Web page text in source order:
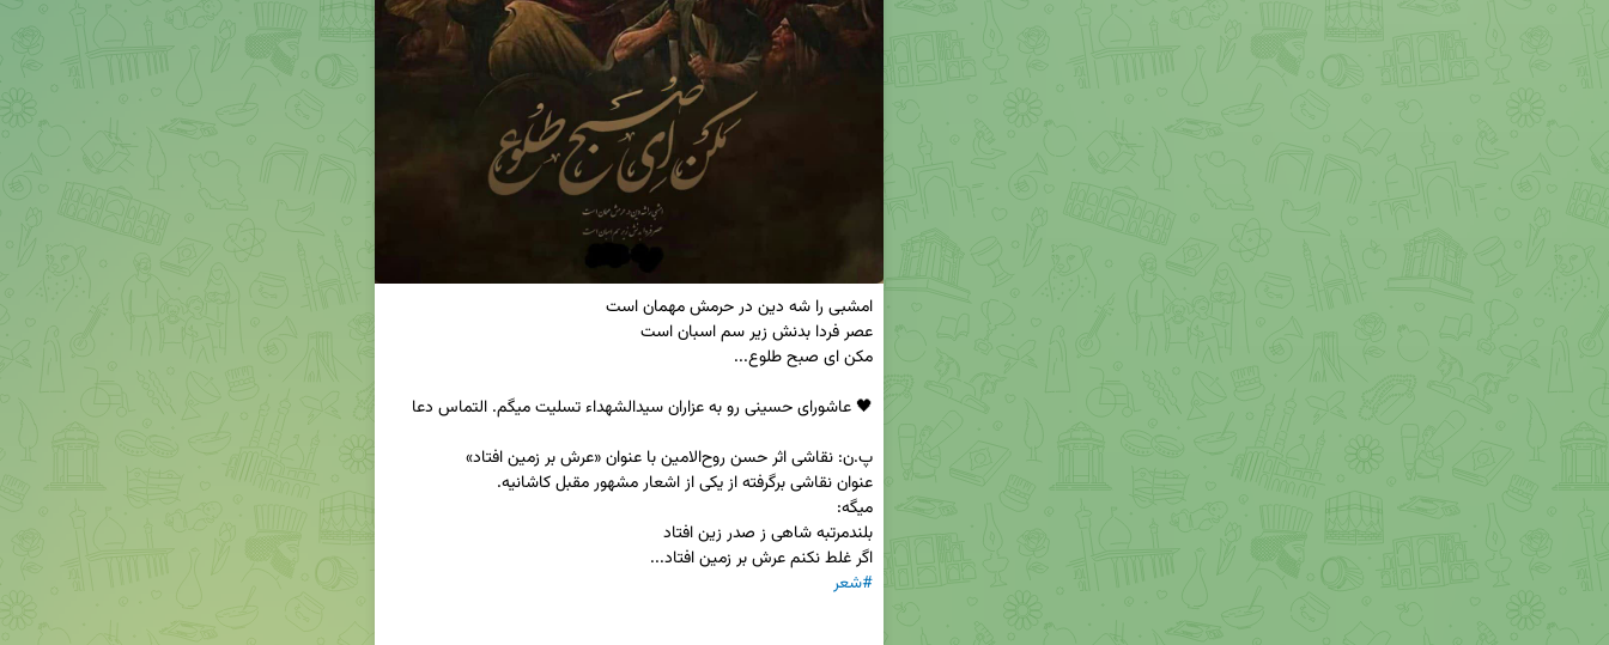
اگر غلط نکنم عرش بر زمین افتاد...
#شعر